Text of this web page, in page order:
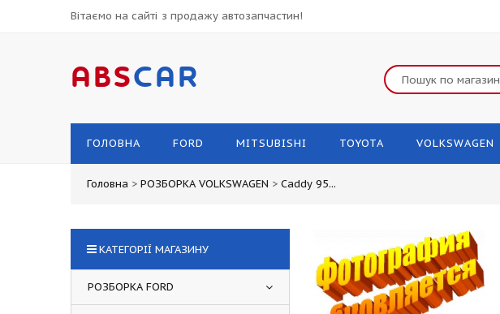
Вітаємо на сайті з продажу автозапчастин!
ABSCAR
ГОЛОВНА FORD MITSUBISHI TOYOTA VOLKSWAGEN
Головна > РОЗБОРКА VOLKSWAGEN > Caddy 95...
КАТЕГОРІЇ МАГАЗИНУ
РОЗБОРКА FORD